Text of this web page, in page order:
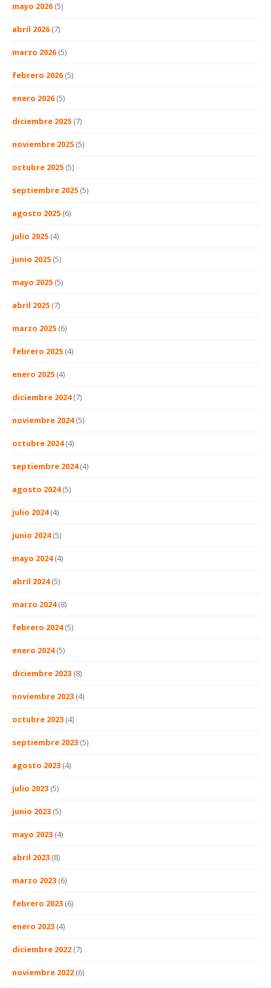
mayo 2026 (5)
abril 2026 (7)
marzo 2026 (5)
febrero 2026 (5)
enero 2026 (5)
diciembre 2025 (7)
noviembre 2025 (5)
octubre 2025 (5)
septiembre 2025 (5)
agosto 2025 (6)
julio 2025 (4)
junio 2025 (5)
mayo 2025 (5)
abril 2025 (7)
marzo 2025 (6)
febrero 2025 (4)
enero 2025 (4)
diciembre 2024(7)
noviembre 2024(5)
octubre 2024(4)
septiembre 2024(4)
agosto 2024(5)
julio 2024(4)
junio 2024(5)
mayo 2024(4)
abril 2024(5)
marzo 2024(8)
febrero 2024(5)
enero 2024(5)
diciembre 2023 (8)
noviembre 2023 (4)
octubre 2023 (4)
septiembre 2023 (5)
agosto 2023 (4)
julio 2023 (5)
junio 2023 (5)
mayo 2023 (4)
abril 2023 (8)
marzo 2023 (6)
febrero 2023 (6)
enero 2023 (4)
diciembre 2022 (7)
noviembre 2022 (6)